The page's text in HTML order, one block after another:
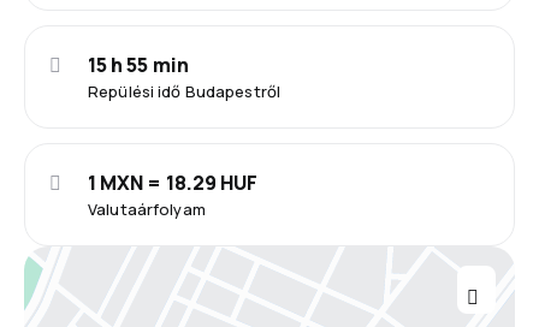
Repülési idő Budapestről
15 h 55 min
Valutaárfolyam
1 MXN = 18.29 HUF